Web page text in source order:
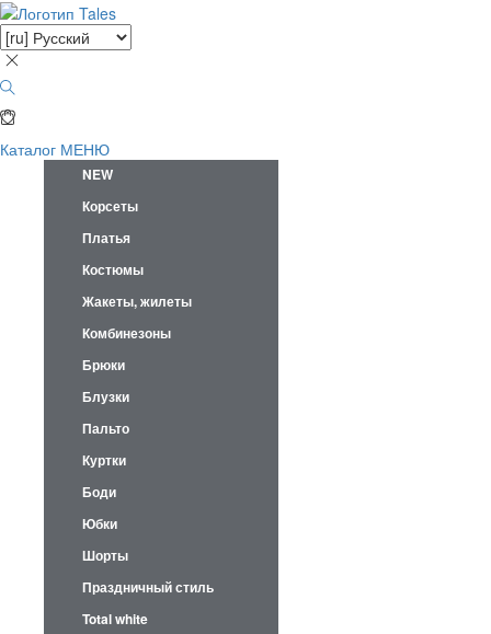
Каталог МЕНЮ
NEW
Корсеты
Платья
Костюмы
Жакеты, жилеты
Комбинезоны
Брюки
Блузки
Пальто
Куртки
Боди
Юбки
Шорты
Праздничный стиль
Total white